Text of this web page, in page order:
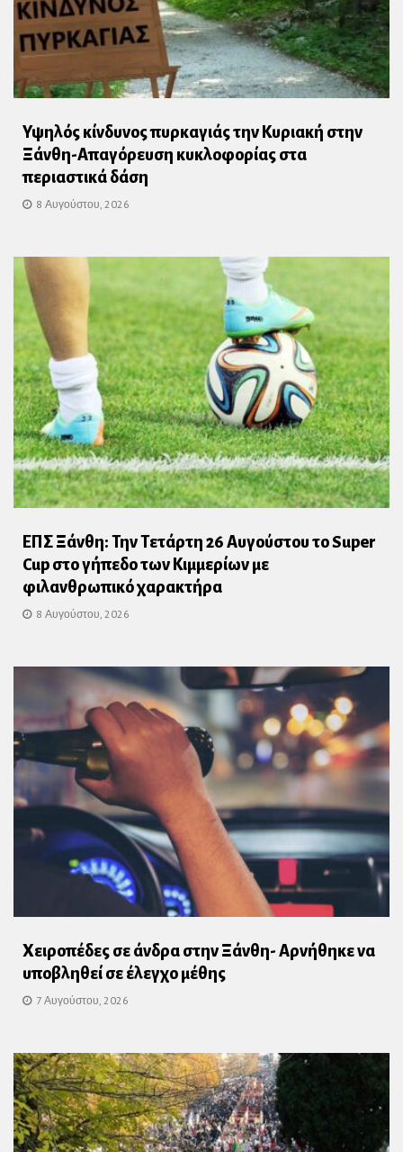
Υψηλός κίνδυνος πυρκαγιάς την Κυριακή στην
Ξάνθη-Απαγόρευση κυκλοφορίας στα
περιαστικά δάση
8 Αυγούστου, 2026
ΕΠΣ Ξάνθη: Την Τετάρτη 26 Αυγούστου το Super
Cup στο γήπεδο των Κιμμερίων με
φιλανθρωπικό χαρακτήρα
8 Αυγούστου, 2026
Χειροπέδες σε άνδρα στην Ξάνθη- Αρνήθηκε να
υποβληθεί σε έλεγχο μέθης
7 Αυγούστου, 2026